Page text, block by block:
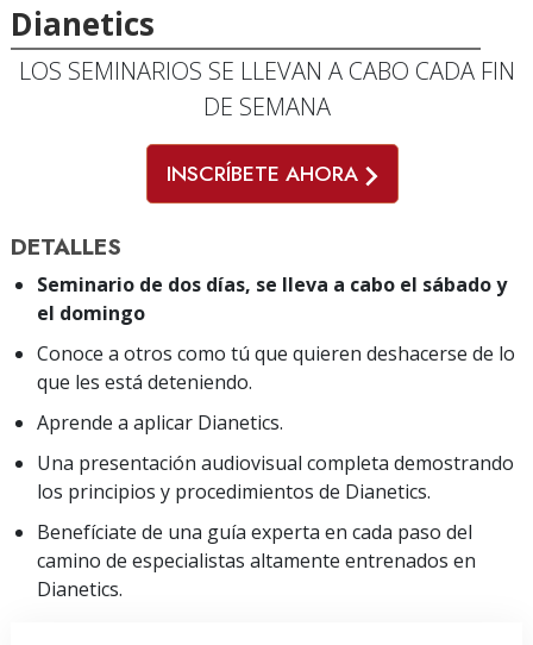
Dianetics
LOS SEMINARIOS SE LLEVAN A CABO CADA FIN
DE SEMANA
INSCRÍBETE AHORA
DETALLES
Seminario de dos días, se lleva a cabo el sábado y
el domingo
Conoce a otros como tú que quieren deshacerse de lo
que les está deteniendo.
Aprende a aplicar Dianetics.
Una presentación audiovisual completa demostrando
los principios y procedimientos de Dianetics.
Benefíciate de una guía experta en cada paso del
camino de especialistas altamente entrenados en
Dianetics.